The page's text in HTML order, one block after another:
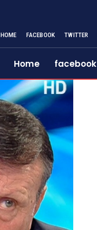
HOME FACEBOOK TWITTER
Home facebook